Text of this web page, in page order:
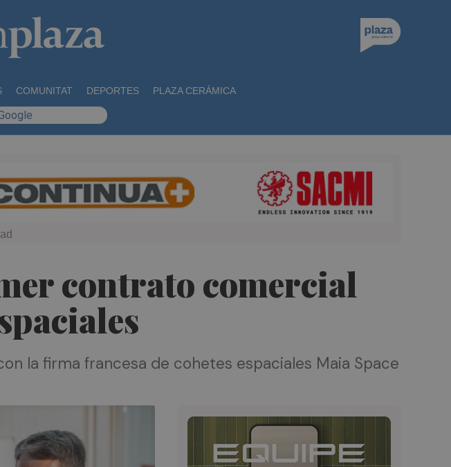
COMUNITAT DEPORTES PLAZA CERÁMICA
contrato comercial
la firma francesa de cohetes espaciales Maia Space